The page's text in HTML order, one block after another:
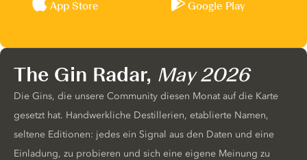
App Store Google Play
The Gin Radar, May 2026
Die Gins, die unsere Community diesen Monat auf die Karte
gesetzt hat. Handwerkliche Destillerien, etablierte Namen,
seltene Editionen: jedes ein Signal aus den Daten und eine
Einladung, zu probieren und sich eine eigene Meinung zu